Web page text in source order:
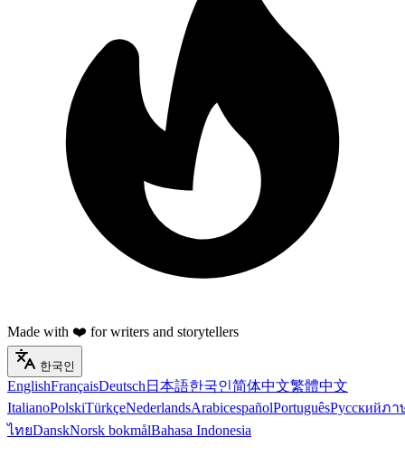
Made with ❤️ for writers and storytellers
한국인
EnglishFrançaisDeutsch 日本語한국인简体中文繁體中文
ItalianoPolskiTürkçeNederlandsArabicespañolPortuguêsРусскийภา
ไทยDanskNorsk bokmålBahasa Indonesia